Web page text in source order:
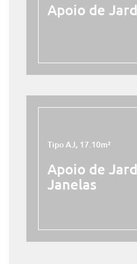
Apoio de
Tipo AJ, 17.10m²
Apoio de
Janelas